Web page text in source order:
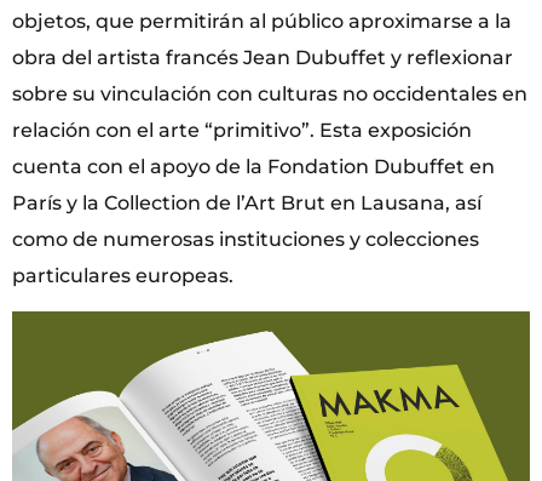
objetos, que permitirán al público aproximarse a la
obra del artista francés Jean Dubuffet y reflexionar
sobre su vinculación con culturas no occidentales en
relación con el arte “primitivo”. Esta exposición
cuenta con el apoyo de la Fondation Dubuffet en
París y la Collection de l’Art Brut en Lausana, así
como de numerosas instituciones y colecciones
particulares europeas.